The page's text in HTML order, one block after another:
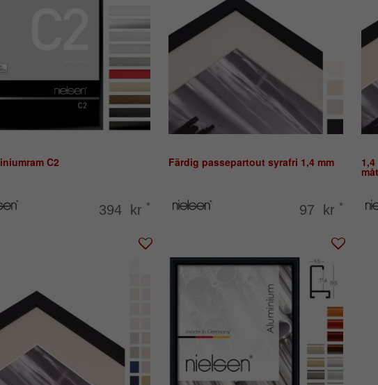
C2
394 kr *
Färdig passepartout syrafri 1,4 mm
97 kr *